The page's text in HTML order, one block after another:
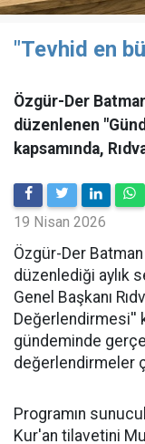
"Tevhid en
Özgür-Der
düzenlenen
kapsamında,
19 Nisan 2026
​Özgür-Der
düzenlediği aylık
Genel Başkanı
Değerlendirmesi''
gündeminde
değerlendirmeler
Programın
Kur'an tilavetini